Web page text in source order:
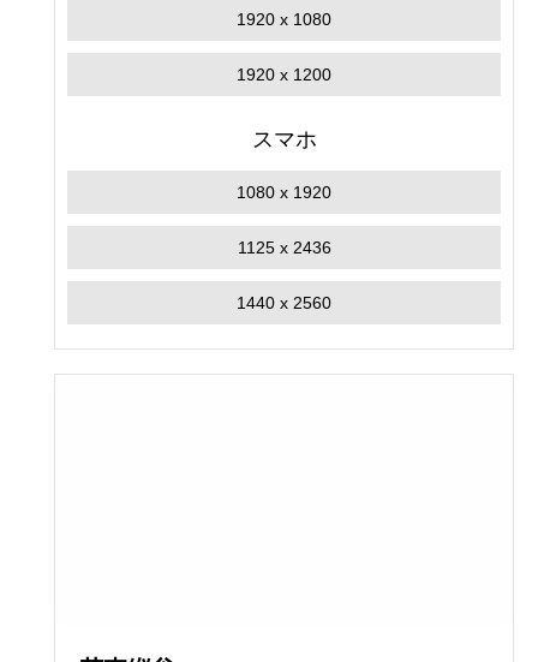
1920 x 1080
1920 x 1200
スマホ
1080 x 1920
1125 x 2436
1440 x 2560